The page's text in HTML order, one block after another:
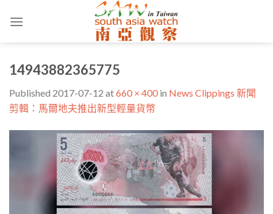
14943882365775
Published 2017-07-12 at660 × 400 in News Clippings 新聞
剪輯：馬爾地夫推出新型輕量貨幣